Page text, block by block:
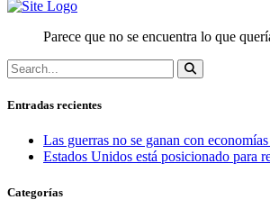
Parece que no se encuentra lo que
Entradas recientes
Las guerras no se ganan con
Estados Unidos está posicionado para
Categorías